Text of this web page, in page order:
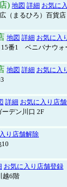
) 地図 詳細 お気に
（まるひろ）百貨店
地図 詳細 お気に入
番1 ベニバナウォ
地図 詳細 お気に入
詳細 お気に入り店
デン川口 2F
り店舗解除
お気に入り店舗登録
越6階